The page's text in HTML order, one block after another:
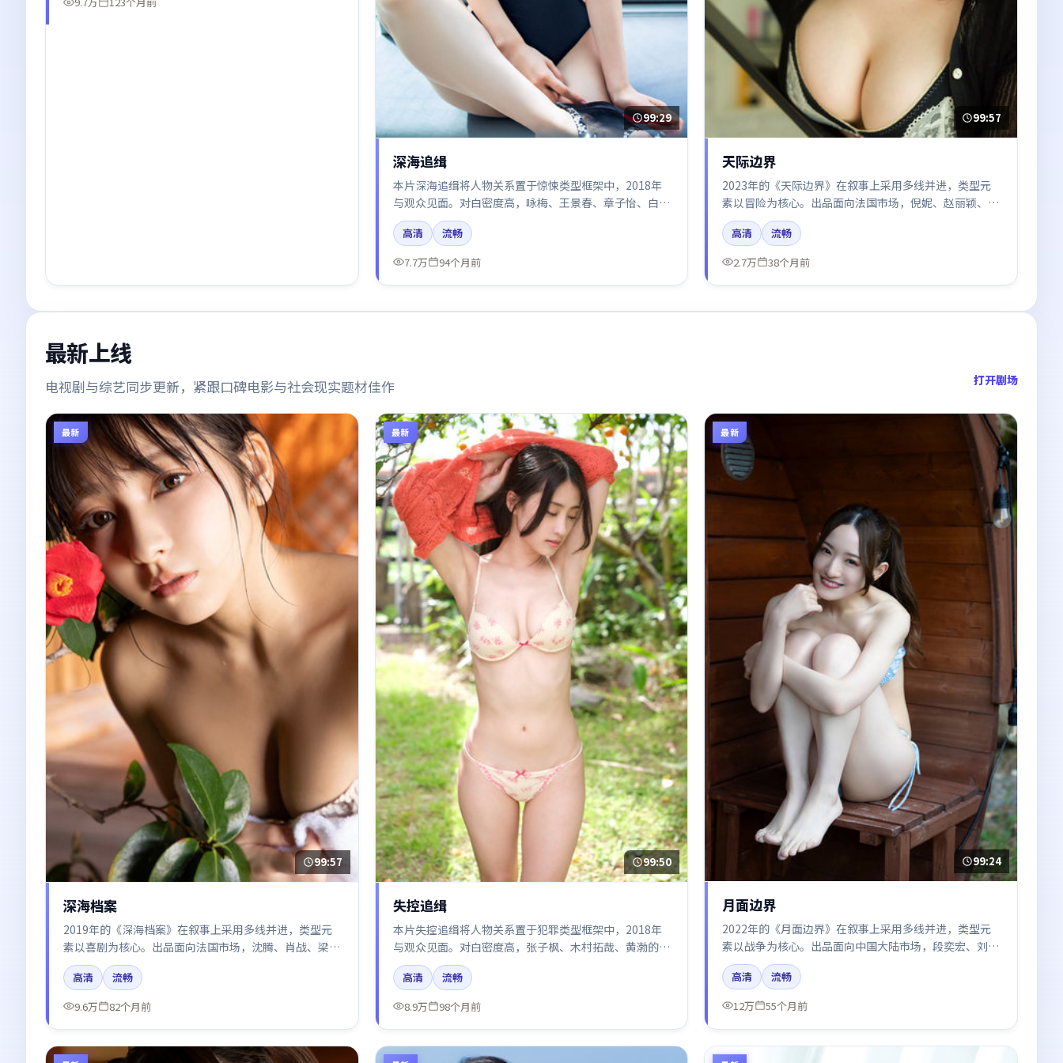
99:29
深海追缉
本片深海追缉将人物关系置于惊悚类型框架中，2018年
与观众见面。对白密度高，咏梅、王景春、章子怡、白
宇、易烊千玺的台词节奏值得关注；整体气质偏韩国都市
与冷色调摄影。
高清
流畅
7.7万
94个月前
99:57
天际边界
2023年的《天际边界》在叙事上采用多线并进，类型元
素以冒险为核心。出品面向法国市场，倪妮、赵丽颖、河
正宇、肖战、黄渤所饰角色推动关键反转，结尾留白引发
讨论。
高清
流畅
2.7万
38个月前
最新上线
电视剧与综艺同步更新，紧跟口碑电影与社会现实题材佳作 打开剧场
最新
99:57
深海档案
2019年的《深海档案》在叙事上采用多线并进，类型元
素以喜剧为核心。出品面向法国市场，沈腾、肖战、梁朝
伟、倪妮所饰角色推动关键反转，结尾留白引发讨论。
高清
流畅
9.6万
82个月前
最新
99:50
失控追缉
本片失控追缉将人物关系置于犯罪类型框架中，2018年
与观众见面。对白密度高，张子枫、木村拓哉、黄渤的台
词节奏值得关注；整体气质偏日本都市与冷色调摄影。
高清
流畅
8.9万
98个月前
最新
99:24
月面边界
2022年的《月面边界》在叙事上采用多线并进，类型元
素以战争为核心。出品面向中国大陆市场，段奕宏、刘亦
菲、河正宇、木村拓哉所饰角色推动关键反转，结尾留白
引发讨论。
高清
流畅
12万
55个月前